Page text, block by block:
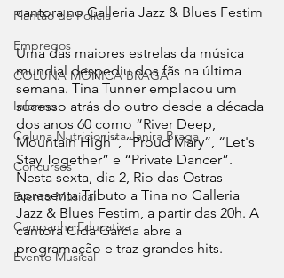
Plantão de Polícia
Empregos
COLUNA MÔNICA BRAGA
Informe
Coluna Nutricionista Janira Braga
Concursos
Evento Musical
Campanha Educativa
Evento Musical
cantora no Galleria Jazz & Blues Festim
Uma das maiores estrelas da música
mundial despediu dos fãs na última
semana. Tina Tunner emplacou um
sucesso atrás do outro desde a década
dos anos 60 como “River Deep,
Mountain High”, “Proud Mary”, “Let's
Stay Together” e “Private Dancer”.
Nesta sexta, dia 2, Rio das Ostras
apresenta Tributo a Tina no Galleria
Jazz & Blues Festim, a partir das 20h. A
cantora Cida Garcia abre a
programação e traz grandes hits.